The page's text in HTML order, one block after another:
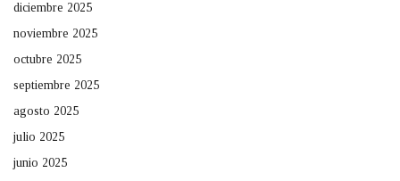
diciembre 2025
noviembre 2025
octubre 2025
septiembre 2025
agosto 2025
julio 2025
junio 2025